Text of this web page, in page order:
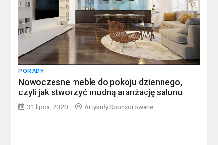
PORADY
Nowoczesne meble do pokoju dziennego,
czyli jak stworzyć modną aranżację salonu
31 lipca, 2020 Artykuły Sponsorowane